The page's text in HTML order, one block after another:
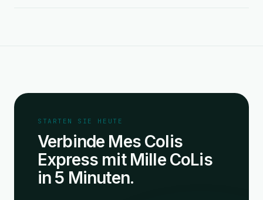
STARTEN SIE HEUTE
Verbinde Mes Colis
Express mit Mille CoLis
in 5 Minuten.